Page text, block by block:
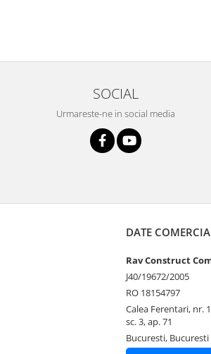
SOCIAL
Urmareste-ne in social media
DATE
Rav Construct
J40/19672/2005
RO 18154797
Calea Ferentari, nr.
sc. 3, ap. 71
Bucuresti, Bucuresti